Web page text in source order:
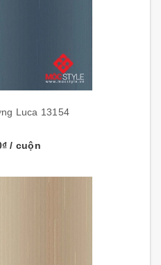
Luca 13154
/ cuộn